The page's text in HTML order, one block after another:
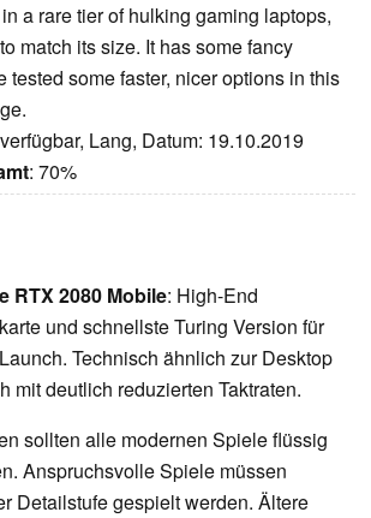
a rare tier of hulking gaming laptops,
match its size. It has some fancy
tested some faster, nicer options in this
Lang, Datum: 19.10.2019
: 70%
RTX 2080 Mobile: High-End
und schnellste Turing Version für
Technisch ähnlich zur Desktop
mit deutlich reduzierten Taktraten.
sollten alle modernen Spiele flüssig
Anspruchsvolle Spiele müssen
Detailstufe gespielt werden. Ältere